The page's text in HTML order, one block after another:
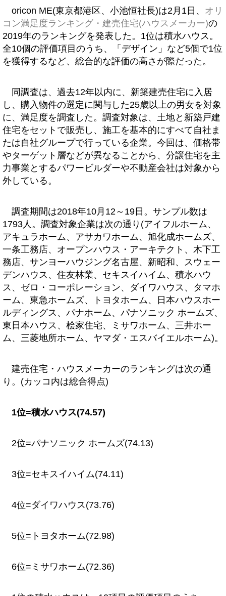
oricon ME(東京都港区、小池恒社長)は2月1日、 オリ
コン満足度ランキング・建売住宅(ハウスメーカー)の
2019年のランキングを発表した。1位は積水ハウス。
全10個の評価項目のうち、「デザイン」など5個で1位
を獲得するなど、総合的な評価の高さが際だった。
同調査は、過去12年以内に、新築建売住宅に入居
し、購入物件の選定に関与した25歳以上の男女を対象
に、満足度を調査した。調査対象は、土地と新築戸建
住宅をセットで販売し、施工を基本的にすべて自社ま
たは自社グループで行っている企業。今回は、価格帯
やターゲット層などが異なることから、分譲住宅を主
力事業とするパワービルダーや不動産会社は対象から
外している。
調査期間は2018年10月12～19日。サンプル数は
1793人。調査対象企業は次の通り(アイフルホーム、
アキュラホーム、アサカワホーム、旭化成ホームズ、
一条工務店、オープンハウス・アーキテクト、木下工
務店、サンヨーハウジング名古屋、新昭和、スウェー
デンハウス、住友林業、セキスイハイム、積水ハウ
ス、ゼロ・コーポレーション、ダイワハウス、タマホ
ーム、東急ホームズ、トヨタホーム、日本ハウスホー
ルディングス、パナホーム、パナソニック ホームズ、
東日本ハウス、桧家住宅、ミサワホーム、三井ホー
ム、三菱地所ホーム、ヤマダ・エスバイエルホーム)。
建売住宅・ハウスメーカーのランキングは次の通
り。(カッコ内は総合得点)
1位=積水ハウス(74.57)
2位=パナソニック ホームズ(74.13)
3位=セキスイハイム(74.11)
4位=ダイワハウス(73.76)
5位=トヨタホーム(72.98)
6位=ミサワホーム(72.36)